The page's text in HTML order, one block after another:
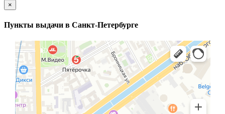
×
Пункты выдачи в Санкт-Петербурге